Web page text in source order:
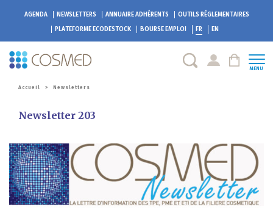
AGENDA NEWSLETTERS ANNUAIRE ADHÉRENTS
OUTILS RÉGLEMENTAIRES
PLATEFORME ECODESTOCK BOURSE EMPLOI FR EN
MENU
Accueil > Newsletters
Newsletter 203